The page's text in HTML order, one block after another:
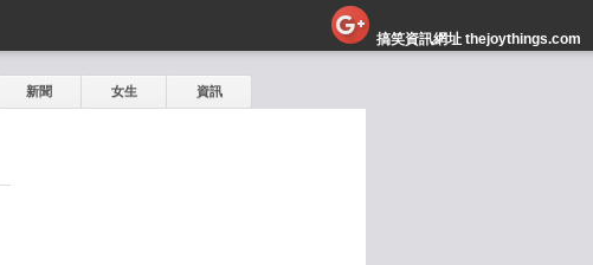
搞笑資訊網址 thejoythings.com
新聞 女生 資訊